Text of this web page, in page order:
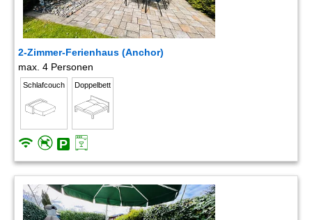
2-Zimmer-Ferienhaus (Anchor)
max. 4 Personen
Schlafcouch Doppelbett